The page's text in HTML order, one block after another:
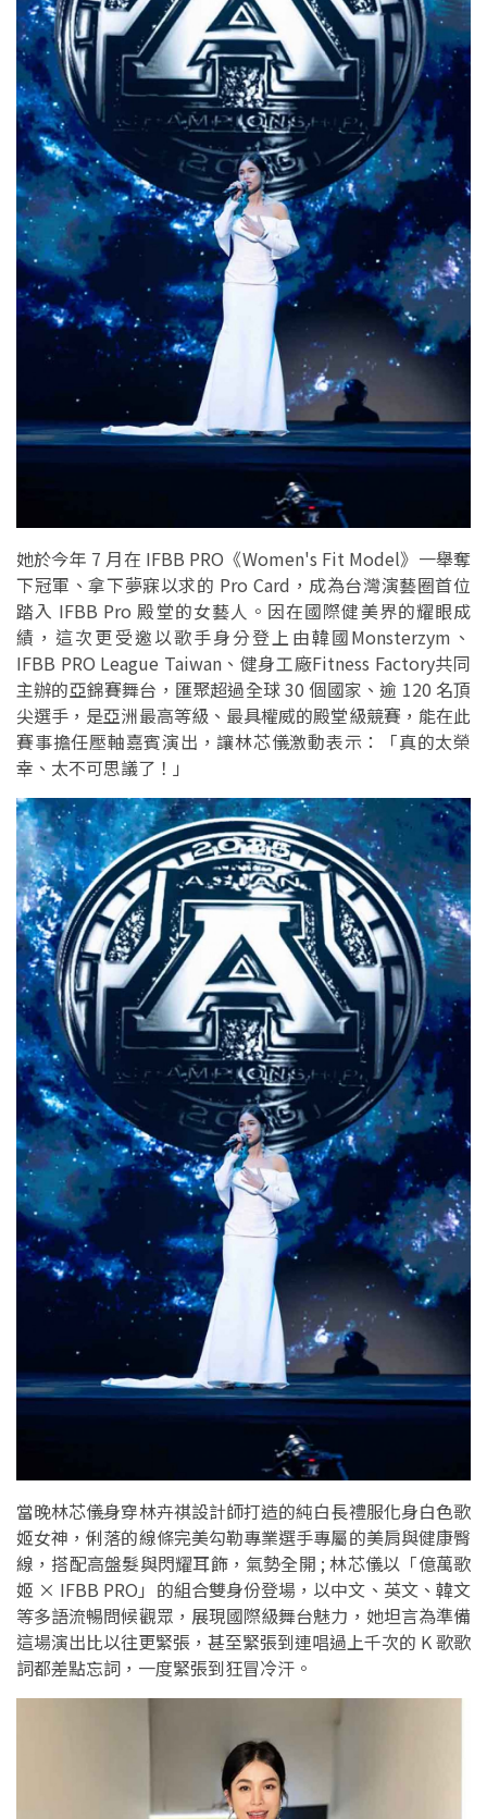
她於今年 7 月在 IFBB PRO《Women's Fit Model》一舉奪
下冠軍、拿下夢寐以求的 Pro Card，成為台灣演藝圈首位
踏入 IFBB Pro 殿堂的女藝人。因在國際健美界的耀眼成
績，這次更受邀以歌手身分登上由韓國Monsterzym、
IFBB PRO League Taiwan、健身工廠Fitness Factory共同
主辦的亞錦賽舞台，匯聚超過全球 30 個國家、逾 120 名頂
尖選手，是亞洲最高等級、最具權威的殿堂級競賽，能在此
賽事擔任壓軸嘉賓演出，讓林芯儀激動表示：「真的太榮
幸、太不可思議了！」
當晚林芯儀身穿林卉祺設計師打造的純白長禮服化身白色歌
姬女神，俐落的線條完美勾勒專業選手專屬的美肩與健康臀
線，搭配高盤髮與閃耀耳飾，氣勢全開 ; 林芯儀以「億萬歌
姬 × IFBB PRO」的組合雙身份登場，以中文、英文、韓文
等多語流暢問候觀眾，展現國際級舞台魅力，她坦言為準備
這場演出比以往更緊張，甚至緊張到連唱過上千次的 K 歌歌
詞都差點忘詞，一度緊張到狂冒冷汗。